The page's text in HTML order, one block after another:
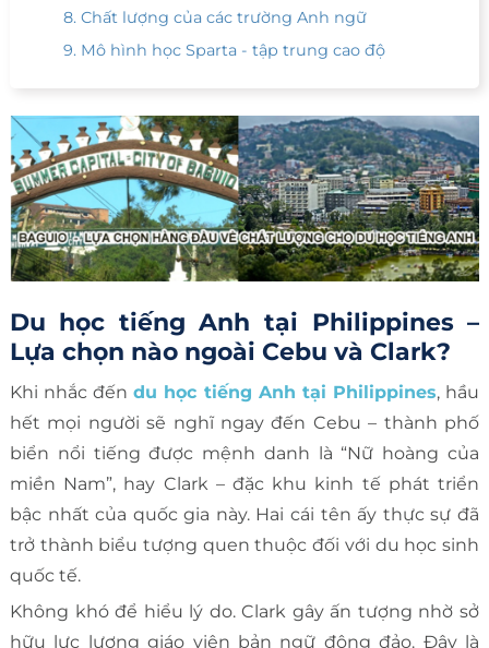
8. Chất lượng của các trường Anh ngữ
9. Mô hình học Sparta - tập trung cao độ
Du học tiếng Anh tại Philippines –
Lựa chọn nào ngoài Cebu và Clark?
Khi nhắc đếndu học tiếng Anh tại Philippines, hầu
hết mọi người sẽ nghĩ ngay đến Cebu – thành phố
biển nổi tiếng được mệnh danh là “Nữ hoàng của
miền Nam”, hay Clark – đặc khu kinh tế phát triển
bậc nhất của quốc gia này. Hai cái tên ấy thực sự đã
trở thành biểu tượng quen thuộc đối với du học sinh
quốc tế.
Không khó để hiểu lý do. Clark gây ấn tượng nhờ sở
hữu lực lượng giáo viên bản ngữ đông đảo. Đây là